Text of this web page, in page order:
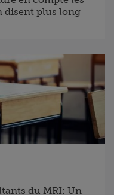
disent plus long
du MRI: Un